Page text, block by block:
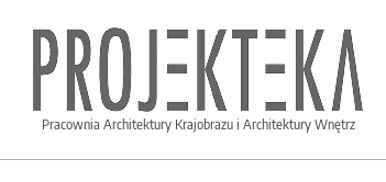
PROJEKTEKA.PL
Pracownia Architektury Krajobrazu i Architektury Wnętrz